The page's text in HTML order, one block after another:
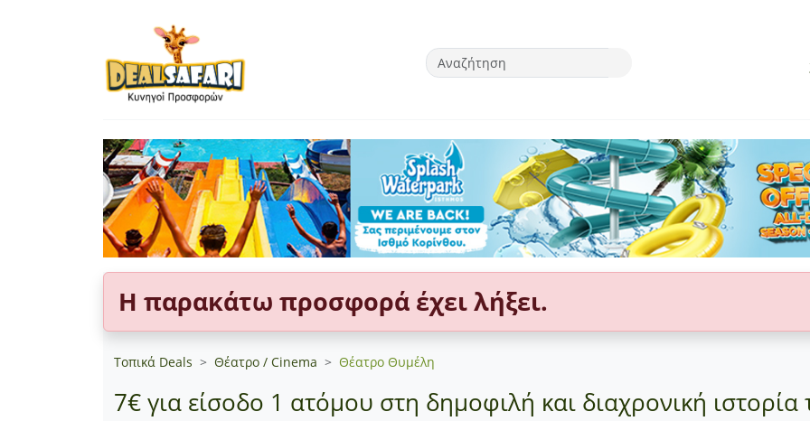
Η παρακάτω προσφορά έχει λήξει.
Τοπικά Deals Θέατρο / Cinema Θέατρο Θυμέλη
7€ για είσοδο 1 ατόμου στη δημοφιλή και διαχρονική ιστορία